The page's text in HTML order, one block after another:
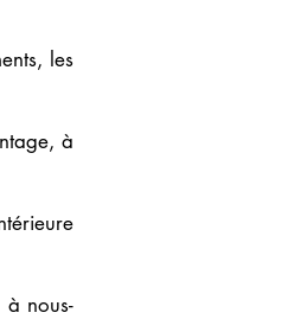
les
à
nous-